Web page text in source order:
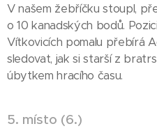
V našem žebříčku stoupl,
o 10 kanadských bodů.
Vítkovicích pomalu přebírá
sledovat, jak si starší z
úbytkem hracího času.
5. místo (6.)